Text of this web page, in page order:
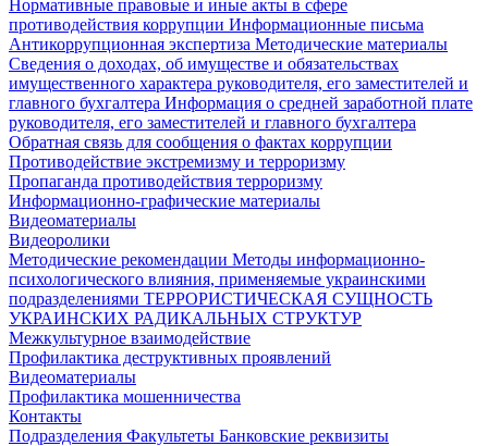
Нормативные правовые и иные акты в сфере
противодействия коррупции Информационные письма
Антикоррупционная экспертиза Методические материалы
Сведения о доходах, об имуществе и обязательствах
имущественного характера руководителя, его заместителей и
главного бухгалтера Информация о средней заработной плате
руководителя, его заместителей и главного бухгалтера
Обратная связь для сообщения о фактах коррупции
Противодействие экстремизму и терроризму
Пропаганда противодействия терроризму
Информационно-графические материалы
Видеоматериалы
Видеоролики
Методические рекомендации Методы информационно-
психологического влияния, применяемые украинскими
подразделениями ТЕРРОРИСТИЧЕСКАЯ СУЩНОСТЬ
УКРАИНСКИХ РАДИКАЛЬНЫХ СТРУКТУР
Межкультурное взаимодействие
Профилактика деструктивных проявлений
Видеоматериалы
Профилактика мошенничества
Контакты
Подразделения Факультеты Банковские реквизиты